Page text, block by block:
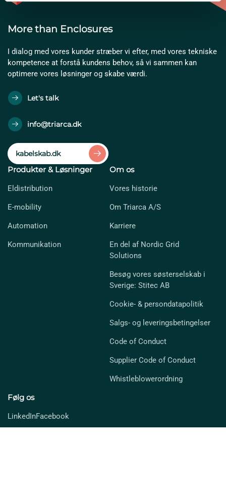
More than Enclosures
I dialog med vores kunder stræber vi efter, med vores tekniske
kompetence at forstå kundens behov, så vi sammen kan
optimere vores løsninger og skabe værdi.
Let's talk
info@triarca.dk
kabelskab.dk
Produkter & Løsninger
Eldistribution
E-mobility
Automation
Kommunikation
Om os
Vores historie
Om Triarca A/S
Karriere
En del af Nordic Grid
Solutions
Besøg vores søsterselskab i
Sverige: Stitec AB
Cookie- & persondatapolitik
Salgs- og leveringsbetingelser
Code of Conduct
Supplier Code of Conduct
Whistleblowerordning
Følg os
LinkedInFacebook